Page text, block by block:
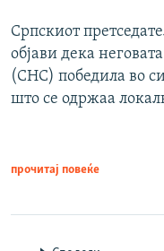
Српскиот
објави дека
(СНС) победила во
што се одржаа
прочитај повеќе